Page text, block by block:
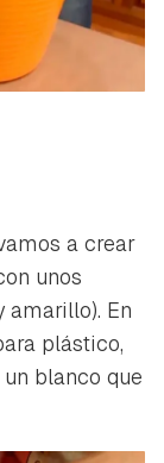
a crear
unos
amarillo). En
plástico,
blanco que